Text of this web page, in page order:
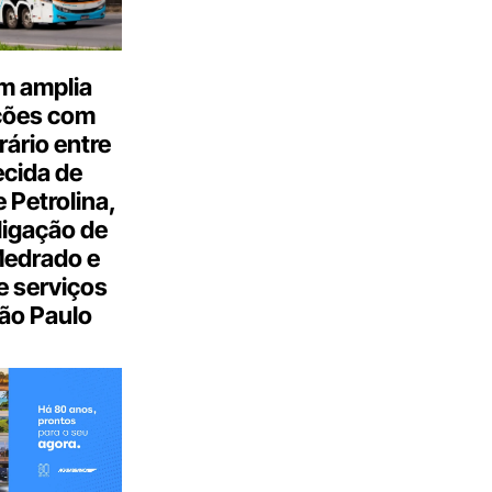
amplia
com
entre
de
Petrolina,
de
e
serviços
Paulo